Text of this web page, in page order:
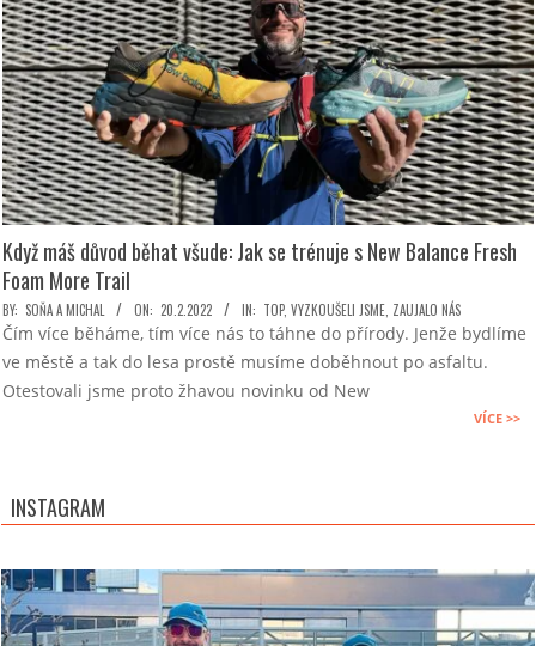
Když máš důvod běhat všude: Jak se trénuje s New Balance Fresh
Foam More Trail
2022-
02-
20
BY: SOŇA A MICHAL ON: 20.2.2022 IN: TOP, VYZKOUŠELI JSME ZAUJALO NÁS
Čím více běháme, tím více nás to táhne do přírody. Jenže bydlíme
ve městě a tak do lesa prostě musíme doběhnout po asfaltu.
Otestovali jsme proto žhavou novinku od New
VÍCE >>
INSTAGRAM